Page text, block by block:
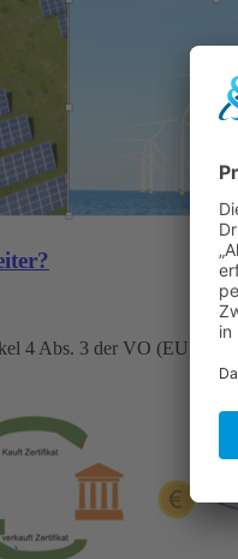
4 Abs. 3 der VO (EU)